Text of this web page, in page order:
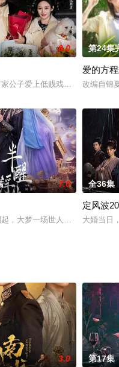
彼时，走私商卢少骅（秦昊 饰
决意和离。就在双方都要拿
8.0
公子爱上低贱戏子。身份界限
第24集
爱的方
改编自锦
鬼谷计划手刃仇敌为全家报仇
蜜乡野丫头蓉儿也重生了。但
7.0
，大梦一场世人皆道慈悲意？
全36集
定风波
大婚当日
3.0 第17集